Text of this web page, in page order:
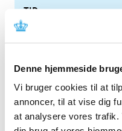
Denne hjemmeside
Vi bruger cookies til at
annoncer, til at vise dig
at analysere vores trafik.
TID
2026 (84)
2025 (158)
2022 (197)
2021 (516)
2020 (263)